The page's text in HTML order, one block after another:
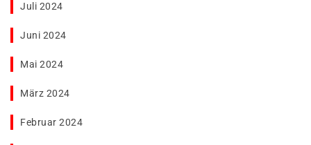
Juli 2024
Juni 2024
Mai 2024
März 2024
Februar 2024